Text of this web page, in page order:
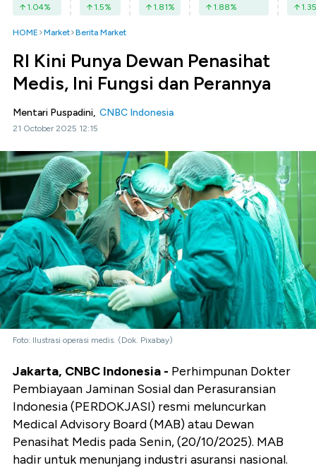
1.04% 1.5% 1.81% 1.88% 1.35
HOME Market Berita Market
RI Kini Punya Dewan Penasihat
Medis, Ini Fungsi dan Perannya
Mentari Puspadini, CNBC Indonesia
21 October 2025 12:15
Foto: Ilustrasi operasi medis. (Dok. Pixabay)
Jakarta, CNBC Indonesia - Perhimpunan Dokter
Pembiayaan Jaminan Sosial dan Perasuransian
Indonesia (PERDOKJASI) resmi meluncurkan
Medical Advisory Board (MAB) atau Dewan
Penasihat Medis pada Senin, (20/10/2025). MAB
hadir untuk menunjang industri asuransi nasional.